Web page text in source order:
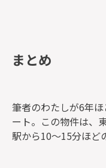
まとめ
筆者のわたしが6年
ート。この物件は、
駅から10～15分ほど